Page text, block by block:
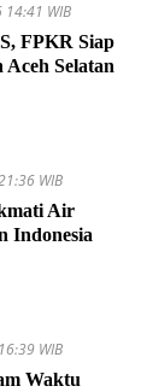
14:41 WIB
FPKR Siap
Selatan
WIB
Air
Indonesia
WIB
Waktu